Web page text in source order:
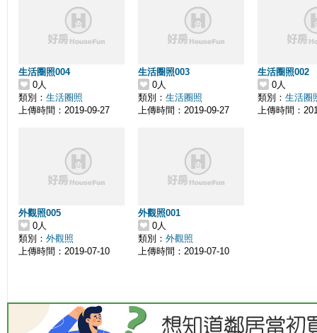
生活圈照004
0人
類別： 生活圈照
上傳時間：2019-09-27
生活圈照003
0人
類別： 生活圈照
上傳時間：2019-09-27
生活圈照002
0人
類別： 生活圈
上傳時間：
外觀照005
0人
類別： 外觀照
上傳時間：2019-07-10
外觀照001
0人
類別： 外觀照
上傳時間：2019-07-10